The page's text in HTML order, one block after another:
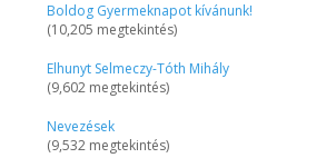
Boldog Gyermeknapot kívánunk!
(10,205 megtekintés)
Elhunyt Selmeczy-Tóth Mihály
(9,602 megtekintés)
Nevezések
(9,532 megtekintés)